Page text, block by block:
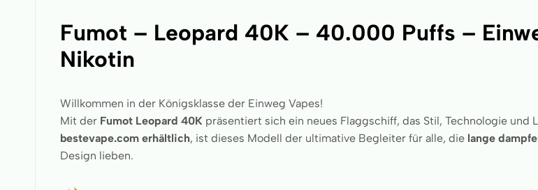
Fumot – Leopard 40K – 40.000 Puffs –
Nikotin
Willkommen in der Königsklasse der Einweg Vapes!
Mit der Fumot Leopard 40K präsentiert sich ein neues Flaggschiff, das Stil, Technologie und
bestevape.com erhältlich, ist dieses Modell der ultimative Begleiter für alle, die lange
Design lieben.